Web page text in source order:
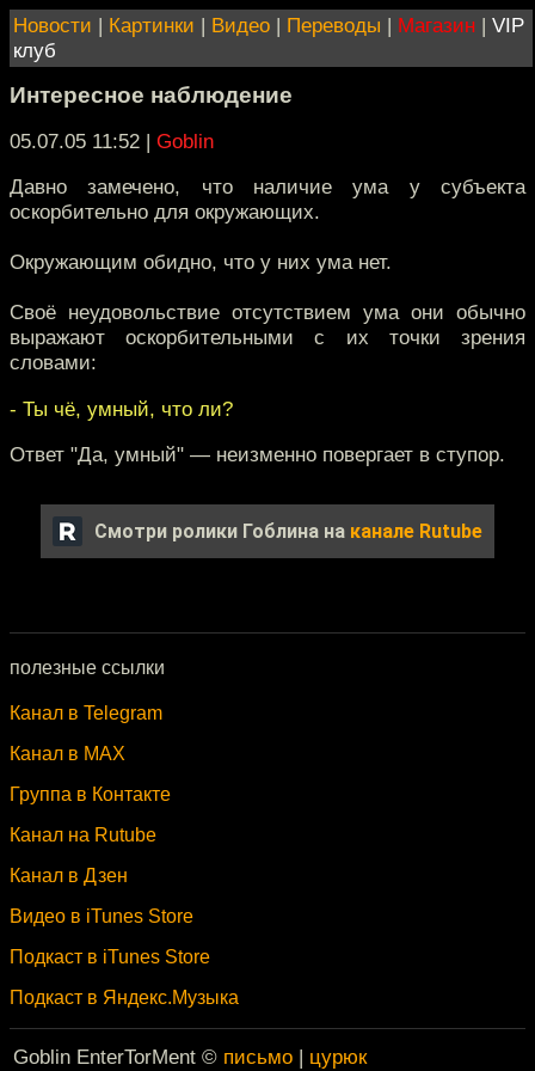
Новости | Картинки | Видео | Переводы | Магазин | VIP
клуб
Интересное наблюдение
05.07.05 11:52 | Goblin
Давно замечено, что наличие ума у субъекта
оскорбительно для окружающих.
Окружающим обидно, что у них ума нет.
Своё неудовольствие отсутствием ума они обычно
выражают оскорбительными с их точки зрения
словами:
- Ты чё, умный, что ли?
Ответ "Да, умный" — неизменно повергает в ступор.
Смотри ролики Гоблина на канале Rutube
полезные ссылки
Канал в Telegram
Канал в MAX
Группа в Контакте
Канал на Rutube
Канал в Дзен
Видео в iTunes Store
Подкаст в iTunes Store
Подкаст в Яндекс.Музыка
Goblin EnterTorMent © письмо | цурюк